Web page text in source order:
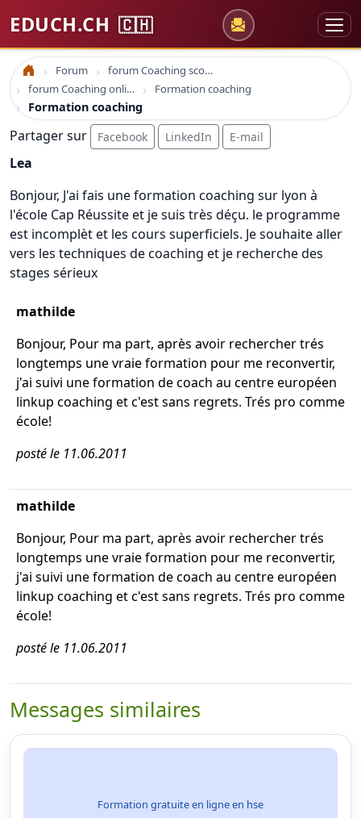
EDUCH.CH 🇨🇭
Accueil Forum
forum Coaching scolaire
forum Coaching online formation professionelle emploi education
Formation coaching
Formation coaching
Partager sur Facebook LinkedIn E-mail
Lea
Bonjour, J'ai fais une formation coaching sur lyon à
l'école Cap Réussite et je suis très déçu. le programme
est incomplèt et les cours superficiels. Je souhaite aller
vers les techniques de coaching et je recherche des
stages sérieux
mathilde
Bonjour, Pour ma part, après avoir rechercher trés
longtemps une vraie formation pour me reconvertir,
j'ai suivi une formation de coach au centre européen
linkup coaching et c'est sans regrets. Trés pro comme
école!
posté le 11.06.2011
mathilde
Bonjour, Pour ma part, après avoir rechercher trés
longtemps une vraie formation pour me reconvertir,
j'ai suivi une formation de coach au centre européen
linkup coaching et c'est sans regrets. Trés pro comme
école!
posté le 11.06.2011
Messages similaires
Formation gratuite en ligne en hse